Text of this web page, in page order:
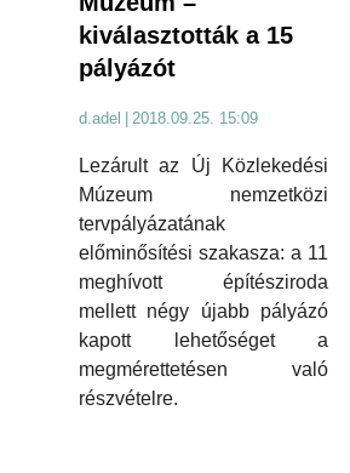
kiválasztották a 15
pályázót
d.adel 2018.09.25. 15:09
Lezárult az Új Közlekedési
Múzeum nemzetközi
tervpályázatának
előminősítési szakasza: a 11
meghívott építésziroda
mellett négy újabb pályázó
kapott lehetőséget a
megmérettetésen való
részvételre.